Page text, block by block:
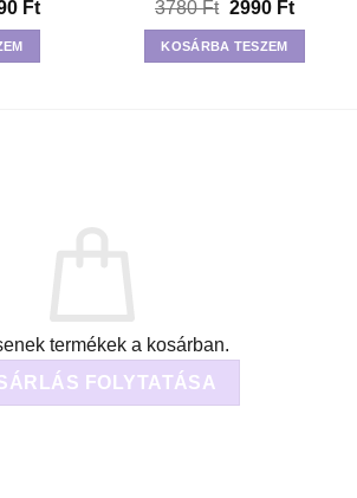
Ft.
FtCurrent
price
12690 Ft.
3780Ft Original
price
was:
3780 Ft.
2990 FtCurrent
price
2990
KOSÁRBA TESZEM
termékek a kosárban.
FOLYTATÁSA